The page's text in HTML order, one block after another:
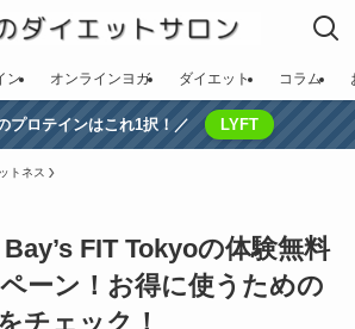
ン オンラインヨガ ダイエット コラム
プロテインはこれ1択！／ LYFT
トネス
FIT Tokyoの体験無料
ーン！お得に使うための
チェック！